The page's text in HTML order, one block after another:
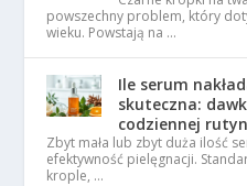
powszechny problem, który
wieku. Powstają na …
Ile serum
skuteczna:
codziennej
Zbyt mała lub zbyt duża ilość
efektywność pielęgnacji.
krople, …